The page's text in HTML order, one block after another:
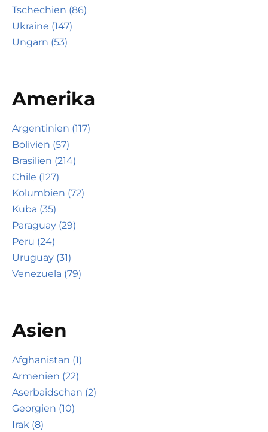
Tschechien (86)
Ukraine (147)
Ungarn (53)
Amerika
Argentinien (117)
Bolivien (57)
Brasilien (214)
Chile (127)
Kolumbien (72)
Kuba (35)
Paraguay (29)
Peru (24)
Uruguay (31)
Venezuela (79)
Asien
Afghanistan (1)
Armenien (22)
Aserbaidschan (2)
Georgien (10)
Irak (8)